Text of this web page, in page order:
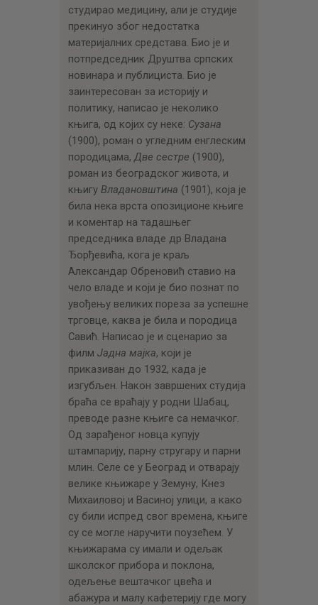
студирао медицину, али је студије
прекинуо због недостатка
материјалних средстава. Био је и
потпредседник Друштва српских
новинара и публициста. Био је
заинтересован за историју и
политику, написао је неколико
књига, од којих су неке: Сузана
(1900), роман о угледним енглеским
породицама, Две сестре (1900),
роман из београдског живота, и
књигу Владановштина (1901), која је
била нека врста опозиционе књиге
и коментар на тадашњег
председника владе др Владана
Ђорђевића, кога је краљ
Александар Обреновић ставио на
чело владе и који је био познат по
увођењу великих пореза за успешне
трговце, каква је била и породица
Савић. Написао је и сценарио за
филм Јадна мајка, који је
приказиван до 1932, када је
изгубљен. Након завршених студија
браћа се враћају у родни Шабац,
преводе разне књиге са немачког.
Од зарађеног новца купују
штампарију, парну стругару и парни
млин. Селе се у Београд и отварају
велике књижаре у Земуну, Кнез
Михаиловој и Васиној улици, а како
су били испред свог времена, књиге
су се могле наручити поузећем. У
књижарама су имали и одељак
школског прибора и поклона,
одељење вештачког цвећа и
абажура и малу кафетерију где могу